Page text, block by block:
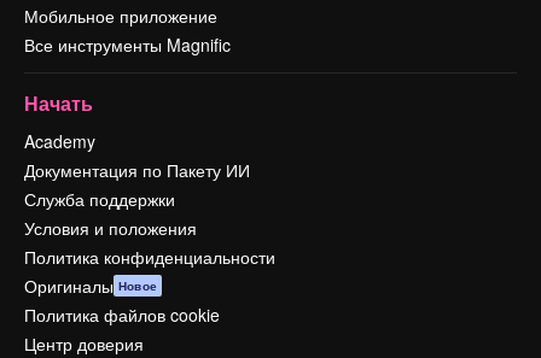
Мобильное приложение
Все инструменты Magnific
Начать
Academy
Документация по Пакету ИИ
Служба поддержки
Условия и положения
Политика конфиденциальности
Оригиналы Новое
Политика файлов cookie
Центр доверия